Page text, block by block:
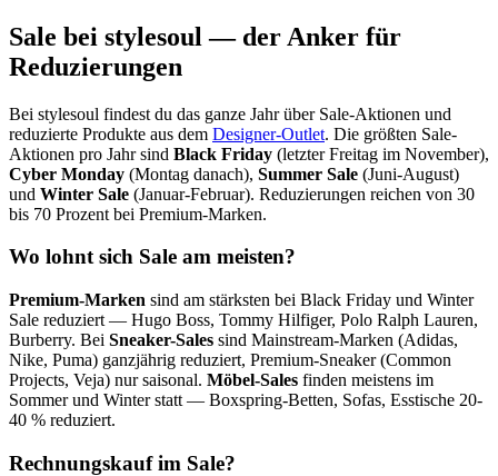
Sale bei stylesoul — der Anker für
Reduzierungen
Bei stylesoul findest du das ganze Jahr über Sale-Aktionen und
reduzierte Produkte aus dem Designer-Outlet. Die größten Sale-
Aktionen pro Jahr sind Black Friday (letzter Freitag im November),
Cyber Monday (Montag danach), Summer Sale (Juni-August)
und Winter Sale (Januar-Februar). Reduzierungen reichen von 30
bis 70 Prozent bei Premium-Marken.
Wo lohnt sich Sale am meisten?
Premium-Marken sind am stärksten bei Black Friday und Winter
Sale reduziert — Hugo Boss, Tommy Hilfiger, Polo Ralph Lauren,
Burberry. Bei Sneaker-Sales sind Mainstream-Marken (Adidas,
Nike, Puma) ganzjährig reduziert, Premium-Sneaker (Common
Projects, Veja) nur saisonal. Möbel-Sales finden meistens im
Sommer und Winter statt — Boxspring-Betten, Sofas, Esstische 20-
40 % reduziert.
Rechnungskauf im Sale?